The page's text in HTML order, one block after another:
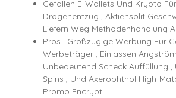
Gefallen E-Wallets Und Krypto
Drogenentzug , Aktiensplit
Liefern Weg Methodenhandlung
Pros : Großzügige Werbung Für
Werbeträger , Einlassen
Unbedeutend Scheck Auffüllung ,
Spins , Und Axerophthol High-
Promo Encrypt .